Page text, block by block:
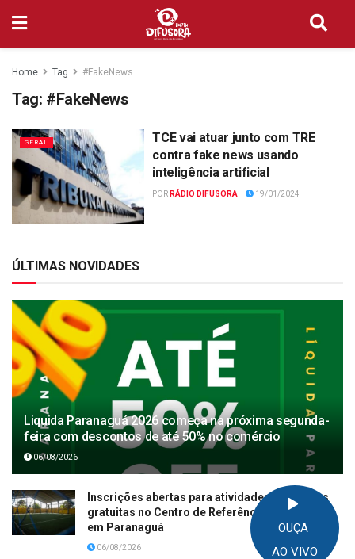
OUÇA
AO VIVO
Home Tag #FakeNews
Tag: #FakeNews
GERAL
TCE vai atuar junto com TRE
contra fake news usando
inteligência artificial
POR RÁDIO DIFUSORA 19/01/2024
ÚLTIMAS NOVIDADES
Liquida Paranaguá 2026 começa na próxima segunda-
feira com descontos de até 50% no comércio
06/08/2026
Inscrições abertas para atividades esportivas
gratuitas no Centro de Referência Mura Mura
em Paranaguá
06/08/2026